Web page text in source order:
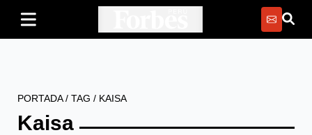
PORTADA/ TAG / KAISA
Kaisa